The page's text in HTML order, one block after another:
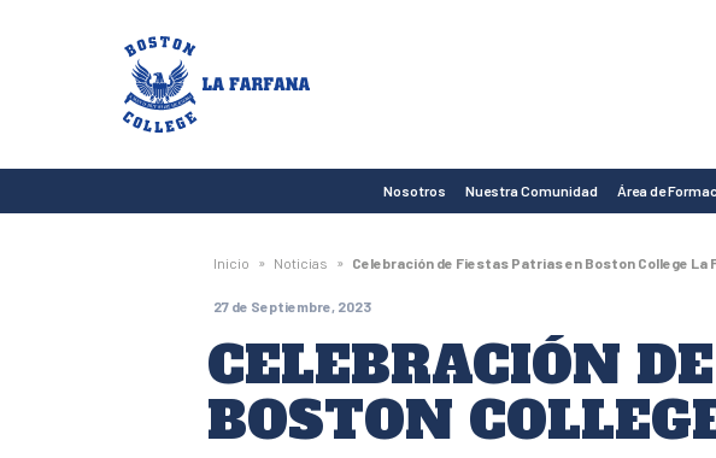
Boston
College
La
Farfana
Nosotros Nuestra Comunidad Área de
Inicio » Noticias » Celebración de Fiestas Patrias en Boston College La
27 de Septiembre, 2023
CELEBRACIÓN
BOSTON